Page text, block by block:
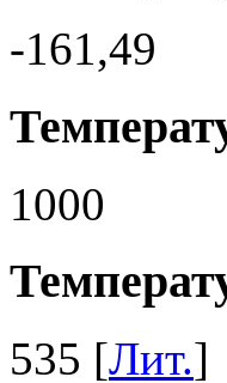
-161,49
1000
535 [Лит.]